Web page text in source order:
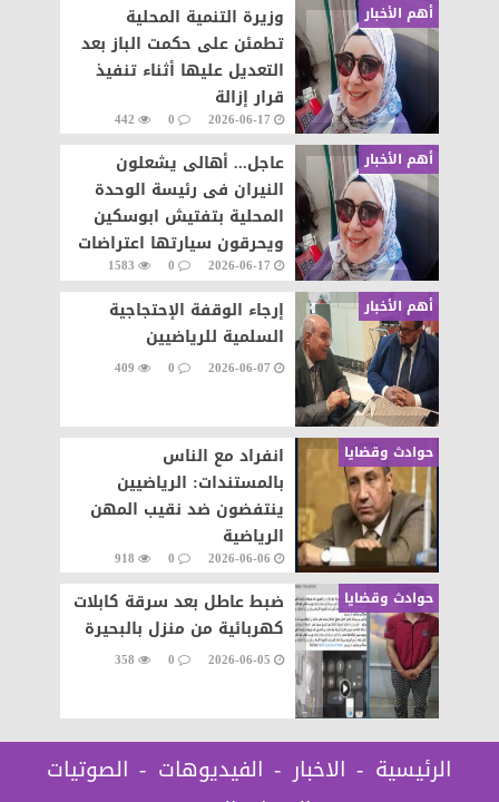
أهم الأخبار
وزيرة التنمية المحلية
تطمئن على حكمت الباز بعد
التعديل عليها أثناء تنفيذ
قرار إزالة
2026-06-17
0
442
أهم الأخبار
عاجل... أهالى يشعلون
النيران فى رئيسة الوحدة
المحلية بتفتيش ابوسكين
ويحرقون سيارتها اعتراضات
على تنفيذ قرار إزالة..
2026-06-17
0
1583
أهم الأخبار
إرجاء الوقفة الإحتجاجية
السلمية للرياضيين
2026-06-07
0
409
حوادث وقضايا
انفراد مع الناس
بالمستندات: الرياضيين
ينتفضون ضد نقيب المهن
الرياضية
2026-06-06
0
918
حوادث وقضايا
ضبط عاطل بعد سرقة كابلات
كهربائية من منزل بالبحيرة
2026-06-05
0
358
الرئيسية الاخبار الفيديوهات
الصوتيات